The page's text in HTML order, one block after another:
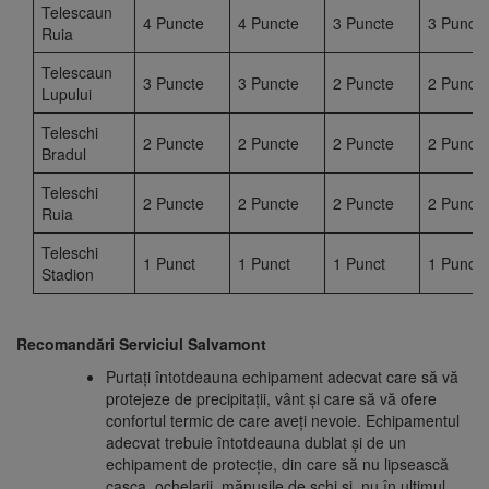
Telescaun
Ruia
4 Puncte 4 Puncte 3 Puncte 3 Puncte
Telescaun
Lupului
3 Puncte 3 Puncte 2 Puncte 2 Puncte
Teleschi
Bradul
2 Puncte 2 Puncte 2 Puncte 2 Puncte
Teleschi
Ruia
2 Puncte 2 Puncte 2 Puncte 2 Puncte
Teleschi
Stadion
1 Punct 1 Punct 1 Punct 1 Punct
Recomandări Serviciul Salvamont
Purtați întotdeauna echipament adecvat care să vă
protejeze de precipitații, vânt și care să vă ofere
confortul termic de care aveți nevoie. Echipamentul
adecvat trebuie întotdeauna dublat și de un
echipament de protecție, din care să nu lipsească